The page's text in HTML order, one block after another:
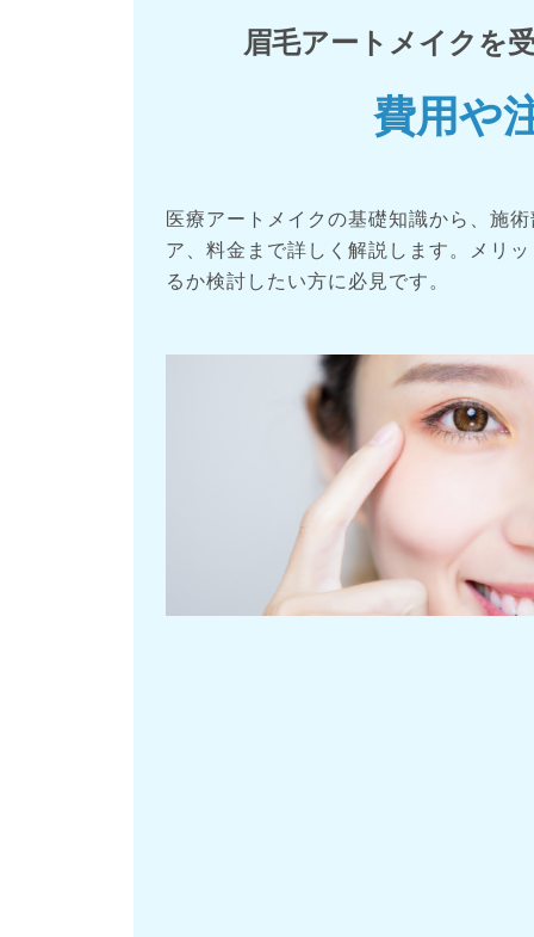
眉毛アートメイクを
費用や
医療アートメイクの基礎知識から、施
ア、料金まで詳しく解説します。メリ
るか検討したい方に必見です。